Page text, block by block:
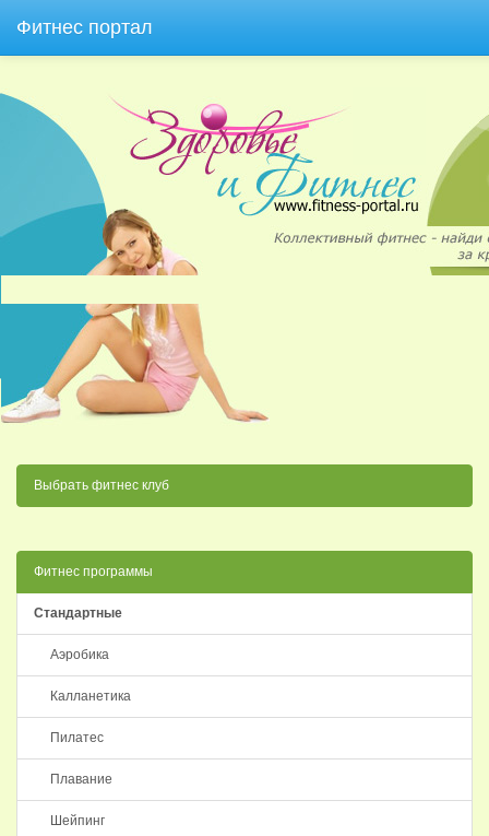
Фитнес портал
Выбрать фитнес клуб
Фитнес программы
Стандартные
Аэробика
Калланетика
Пилатес
Плавание
Шейпинг